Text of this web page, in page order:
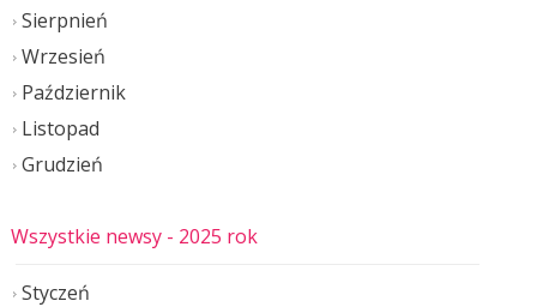
Sierpnień
Wrzesień
Październik
Listopad
Grudzień
Wszystkie newsy - 2025 rok
Styczeń